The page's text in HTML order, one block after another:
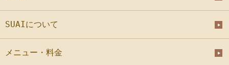
SUAIについて
メニュー・料金